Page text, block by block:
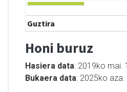
Guztira
Honi buruz
Hasiera data: 2019ko mai.
Bukaera data: 2025ko aza.